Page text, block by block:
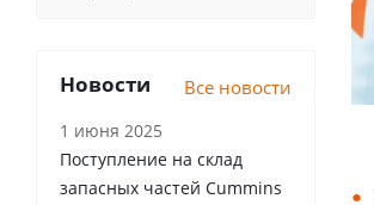
Новости Все новости
1 июня 2025
Поступление на склад
запасных частей Cummins